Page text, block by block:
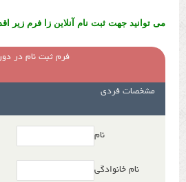
می توانید جهت ثبت نام آنلاین زا فرم زیر
فرم ثبت نام در
مشخصات فردی
نام
نام خانوادگی